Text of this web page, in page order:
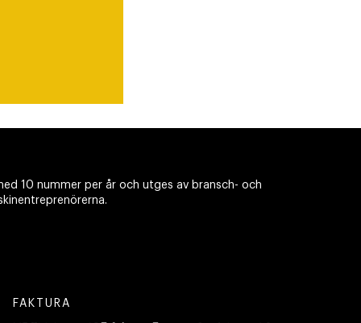
10 nummer per år och utges av bransch- och
FAKTURA